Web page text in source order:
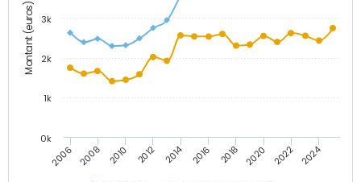
Montant (euros)
2006 2008 2010 2012 2014 2016 2018 2020 2022 2024
0k
1k
2k
3k